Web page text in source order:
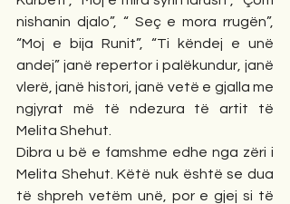
nishanin djalo”, “ Seç e mora rrugën”,
“Moj e bija Runit”, “Ti këndej e unë
andej” janë repertor i palëkundur, janë
vlerë, janë histori, janë vetë e gjalla me
ngjyrat më të ndezura të artit të
Melita Shehut.
Dibra u bë e famshme edhe nga zëri i
Melita Shehut. Këtë nuk është se dua
të shpreh vetëm unë, por e gjej si të